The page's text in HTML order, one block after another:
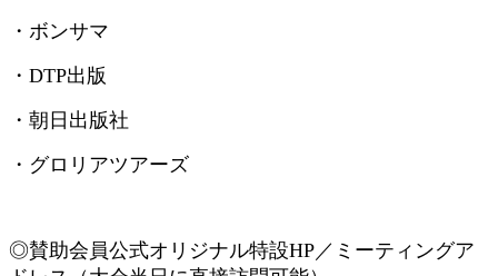
・ボンサマ
・ DTP出版
・朝日出版社
・グロリアツアーズ
◎賛助会員公式オリジナル特設HP／ミーティングア